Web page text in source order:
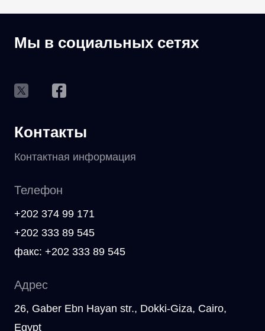
Мы в социальных сетях
Контакты
Контактная информация
Телефон
+202 374 99 171
+202 333 89 545
факс: +202 333 89 545
Адрес
26, Gaber Ebn Hayan str., Dokki-Giza, Cairo,
Egypt